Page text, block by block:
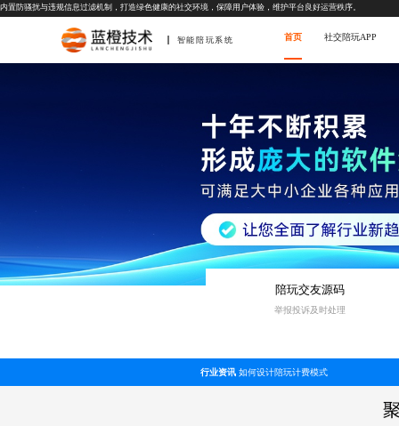
内置防骚扰与违规信息过滤机制，打造绿色健康的社交环境，保障用户体验，维护平台良好运营秩序。
智能陪玩系统 首页 社交陪玩APP
陪玩交友源码
举报投诉及时处理
行业资讯 如何设计陪玩计费模式